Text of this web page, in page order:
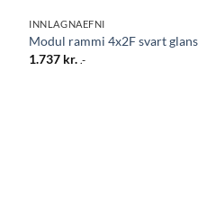
INNLAGNAEFNI
Modul rammi 4x2F svart glans
1.737 kr. .-